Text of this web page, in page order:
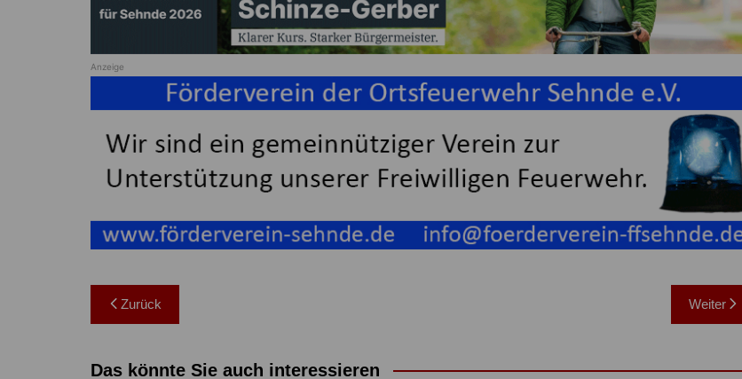
Anzeige
Beitragsnavigation
Zurück Weiter
Das könnte Sie auch interessieren